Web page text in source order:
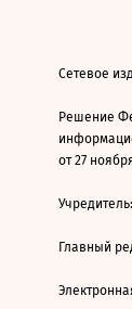
Сетевое
Решение
от 27
Главный